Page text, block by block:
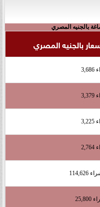
بالجنيه المصري
بالجنيه المصري